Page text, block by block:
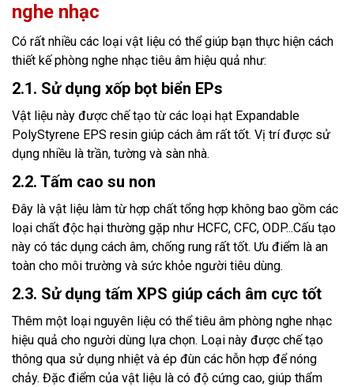
nghe nhạc
Có rất nhiều các loại vật liệu có thể giúp bạn thực hiện cách
thiết kế phòng nghe nhạc tiêu âm hiệu quả như:
2.1. Sử dụng xốp bọt biển EPs
Vật liệu này được chế tạo từ các loại hạt Expandable
PolyStyrene EPS resin giúp cách âm rất tốt. Vị trí được sử
dụng nhiều là trần, tường và sàn nhà.
2.2. Tấm cao su non
Đây là vật liệu làm từ hợp chất tổng hợp không bao gồm các
loại chất độc hại thường gặp như HCFC, CFC, ODP...Cấu tạo
này có tác dụng cách âm, chống rung rất tốt. Ưu điểm là an
toàn cho môi trường và sức khỏe người tiêu dùng.
2.3. Sử dụng tấm XPS giúp cách âm cực tốt
Thêm một loại nguyên liệu có thể tiêu âm phòng nghe nhạc
hiệu quả cho người dùng lựa chọn. Loại này được chế tạo
thông qua sử dụng nhiệt và ép đùn các hỗn hợp để nóng
chảy. Đặc điểm của vật liệu là có độ cứng cao, giúp thẩm